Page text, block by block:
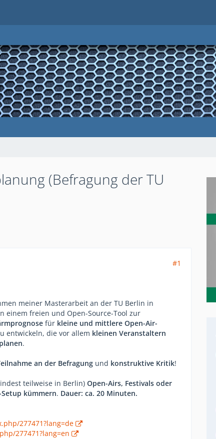
(Befragung der TU
#1
meiner Masterarbeit an der TU Berlin in
einem freien und Open-Source-Tool zur
für kleine und mittlere Open-Air-
entwickeln, die vor allem kleinen Veranstaltern
.
an der Befragung und konstruktive Kritik!
teilweise in Berlin) Open-Airs, Festivals oder
Setup kümmern. Dauer: ca. 20 Minuten.
277471?lang=de
277471?lang=en